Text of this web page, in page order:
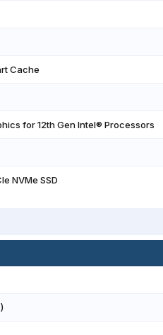
Cache
for 12th Gen Intel® Processors
NVMe SSD